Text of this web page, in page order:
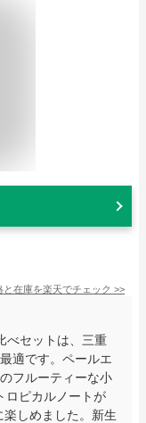
と在庫を楽天でチェック >>
べセットは、三重
適です。ペールエ
フルーティーな小
ロピカルノートが
しめました。新生